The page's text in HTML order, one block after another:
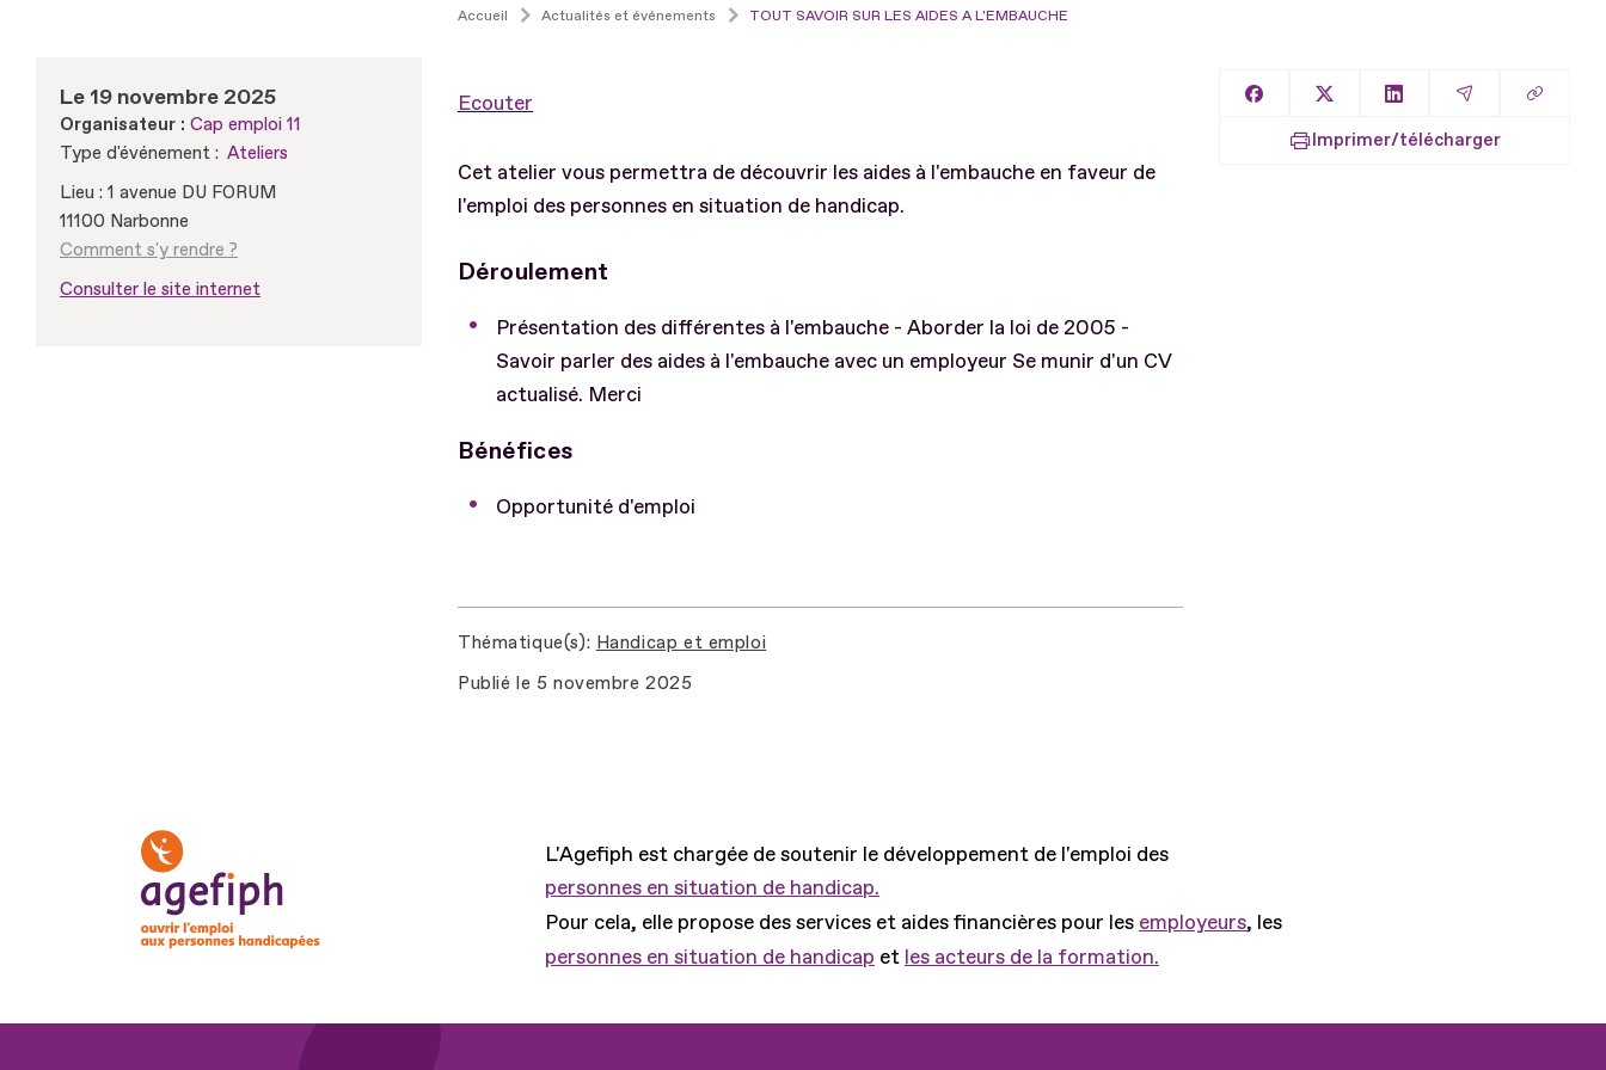
Accueil Actualités et événements TOUT SAVOIR SUR LES AIDES A L'EMBAUCHE
Le 19 novembre 2025
Organisateur : Cap emploi 11
Type d'événement : Ateliers
Lieu : 1 avenue DU FORUM
11100 Narbonne
Comment s'y rendre ?
Consulter le site internet
Ecouter
Cet atelier vous permettra de découvrir les aides à l'embauche en faveur de
l'emploi des personnes en situation de handicap.
Déroulement
Présentation des différentes à l'embauche - Aborder la loi de 2005 -
Savoir parler des aides à l'embauche avec un employeur Se munir d'un CV
actualisé. Merci
Bénéfices
Opportunité d'emploi
Thématique(s) Handicap et emploi
Publié le 5 novembre 2025
Partager sur Facebook
Partager sur XPartager sur LinkedIn
Partager par
Copier
Imprimer/télécharger
L'Agefiph est chargée de soutenir le développement de l'emploi des
personnes en situation de handicap.
Pour cela, elle propose des services et aides financières pour les employeurs, les
personnes en situation de handicap et les acteurs de la formation.